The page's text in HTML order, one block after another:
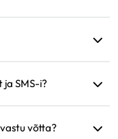
langeb kiirus 128
ja SMS-i?
võtta?